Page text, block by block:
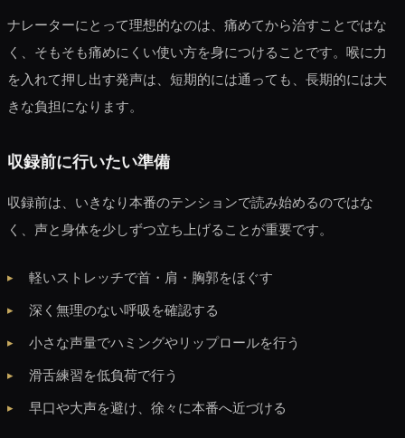
ナレーターにとって理想的なのは、痛めてから治すことではな
く、そもそも痛めにくい使い方を身につけることです。喉に力
を入れて押し出す発声は、短期的には通っても、長期的には大
きな負担になります。
収録前に行いたい準備
収録前は、いきなり本番のテンションで読み始めるのではな
く、声と身体を少しずつ立ち上げることが重要です。
軽いストレッチで首・肩・胸郭をほぐす
深く無理のない呼吸を確認する
小さな声量でハミングやリップロールを行う
滑舌練習を低負荷で行う
早口や大声を避け、徐々に本番へ近づける